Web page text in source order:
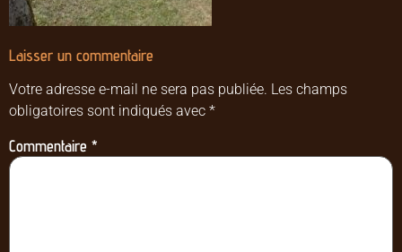
Laisser un commentaire
Votre adresse e-mail ne sera pas publiée. Les champs
obligatoires sont indiqués avec *
Commentaire *